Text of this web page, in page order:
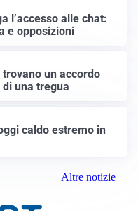
l’accesso alle chat:
e opposizioni
un accordo
una tregua
caldo estremo in
Altre notizie